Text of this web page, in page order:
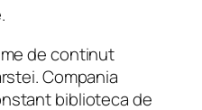
de continut
Compania
biblioteca de